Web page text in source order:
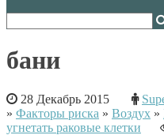
бани
28 Декабрь 2015
» Факторы риска » Воздух »
угнетать раковые клетки